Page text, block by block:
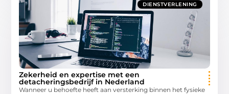
DIENSTVERLENING
Zekerheid en expertise met een
detacheringsbedrijf in Nederland
Wanneer u behoefte heeft aan versterking binnen het fysieke